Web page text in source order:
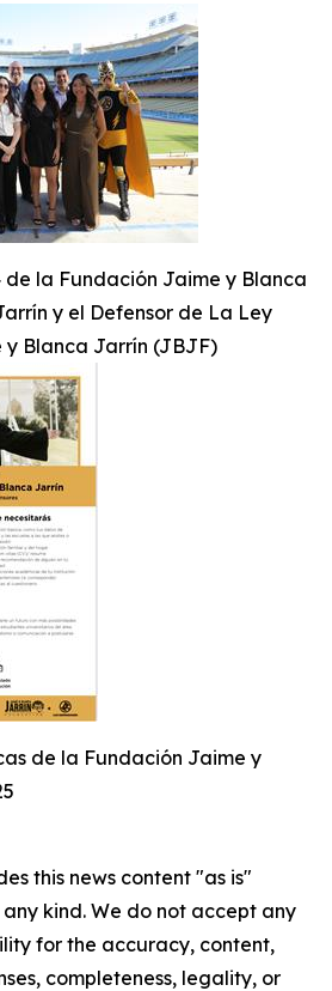
de la Fundación Jaime y Blanca
y el Defensor de La Ley
y Blanca Jarrín (JBJF)
de la Fundación Jaime y
this news content "as is"
kind. We do not accept any
for the accuracy, content,
completeness, legality, or